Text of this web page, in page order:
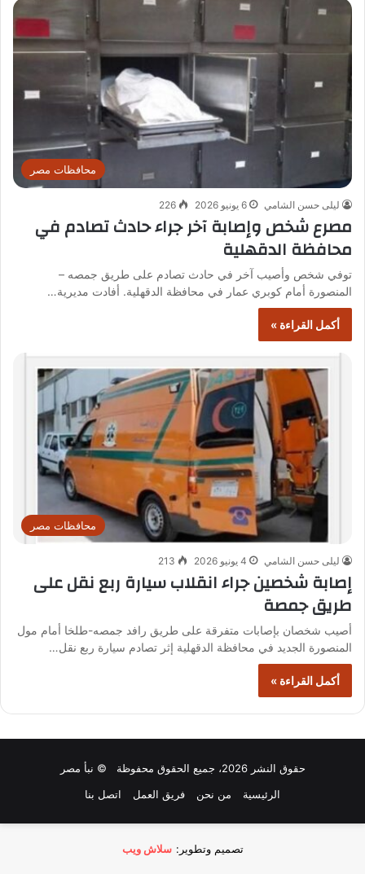
محافظات مصر
ليلى حسن الشامي 6 يونيو 2026 226
مصرع شخص وإصابة آخر جراء حادث تصادم في
محافظة الدقهلية
توفي شخص وأصيب آخر في حادث تصادم على طريق جمصه –
المنصورة أمام كوبري عمار في محافظة الدقهلية. أفادت مديرية…
أكمل القراءة »
محافظات مصر
ليلى حسن الشامي 4 يونيو 2026 213
إصابة شخصين جراء انقلاب سيارة ربع نقل على
طريق جمصة
أصيب شخصان بإصابات متفرقة على طريق رافد جمصه-طلخا أمام مول
المنصورة الجديد في محافظة الدقهلية إثر تصادم سيارة ربع نقل…
أكمل القراءة »
حقوق النشر 2026، جميع الحقوق محفوظة © نبأ مصر
الرئيسية
من نحن فريق العمل اتصل بنا
تصميم وتطوير: سلاش ويب